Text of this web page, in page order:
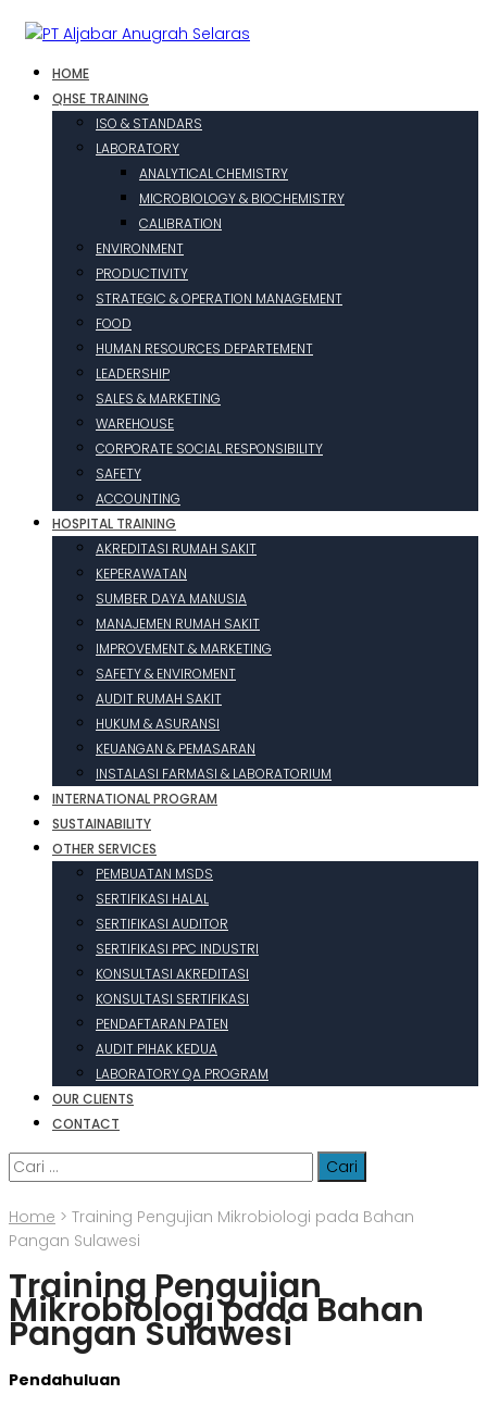
HOME
QHSE TRAINING
ISO & STANDARS
LABORATORY
ANALYTICAL CHEMISTRY
MICROBIOLOGY & BIOCHEMISTRY
CALIBRATION
ENVIRONMENT
PRODUCTIVITY
STRATEGIC & OPERATION MANAGEMENT
FOOD
HUMAN RESOURCES DEPARTEMENT
LEADERSHIP
SALES & MARKETING
WAREHOUSE
CORPORATE SOCIAL RESPONSIBILITY
SAFETY
ACCOUNTING
HOSPITAL TRAINING
AKREDITASI RUMAH SAKIT
KEPERAWATAN
SUMBER DAYA MANUSIA
MANAJEMEN RUMAH SAKIT
IMPROVEMENT & MARKETING
SAFETY & ENVIROMENT
AUDIT RUMAH SAKIT
HUKUM & ASURANSI
KEUANGAN & PEMASARAN
INSTALASI FARMASI & LABORATORIUM
INTERNATIONAL PROGRAM
SUSTAINABILITY
OTHER SERVICES
PEMBUATAN MSDS
SERTIFIKASI HALAL
SERTIFIKASI AUDITOR
SERTIFIKASI PPC INDUSTRI
KONSULTASI AKREDITASI
KONSULTASI SERTIFIKASI
PENDAFTARAN PATEN
AUDIT PIHAK KEDUA
LABORATORY QA PROGRAM
OUR CLIENTS
CONTACT
Cari
untuk:
Home > Training Pengujian Mikrobiologi pada Bahan
Pangan Sulawesi
Training Pengujian
Mikrobiologi pada Bahan
Pangan Sulawesi
Pendahuluan